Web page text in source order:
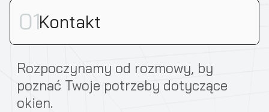
Kontakt
Rozpoczynamy od rozmowy, by
poznać Twoje potrzeby dotyczące
okien.